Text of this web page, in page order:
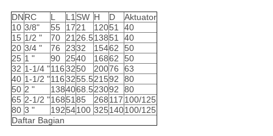
DNRC L L1SW H D
Aktuator
10 3/8" 55 1721 12051
40
15 1/2 " 70 2126.513851
40
20 3/4 " 76 2332 15462
50
25 1 " 90 2540 16862
50
32 1-1/4 "1163250 20076
63
40 1-1/2 "1163255.521592
80
50 2 " 1384068.523092
80
65 2-1/2 "1685185 268117 100/125
80 3 " 19254100 325140100/125
Daftar Bagian